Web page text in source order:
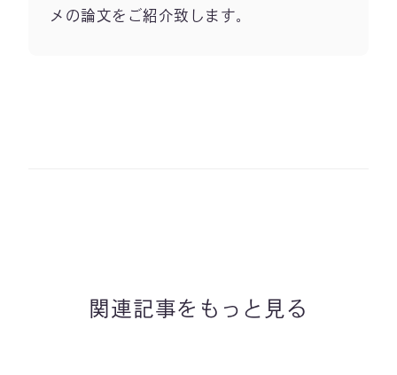
メの論文をご紹介致します。
関連記事をもっと見る